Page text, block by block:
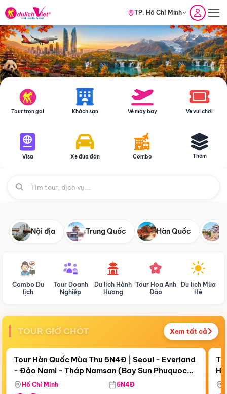
TP. Hồ Chí Minh
Tour trọn gói Khách sạn Vé máy bay Vé vui chơi
Visa Xe đưa đón Combo Thêm
Nội địa Trung Quốc Hàn Quốc
Combo Du
lịch
Tour Doanh
Nghiệp
Du lịch Hành
Hương
Tour Hoa Anh
Đào
Du lịch Mùa
Hè
TOUR GIỜ CHÓT Xem tất cả
Còn18 ngày 10:28:08
Bay Sun Phuquoc Airways
Điểm nổi bật
Tour Hàn Quốc Mùa Thu 5N4Đ | Seoul - Everland
- Đảo Nami - Tháp Namsan (Bay Sun Phuquoc
Airways)
Hồ Chí Minh 5N4Đ